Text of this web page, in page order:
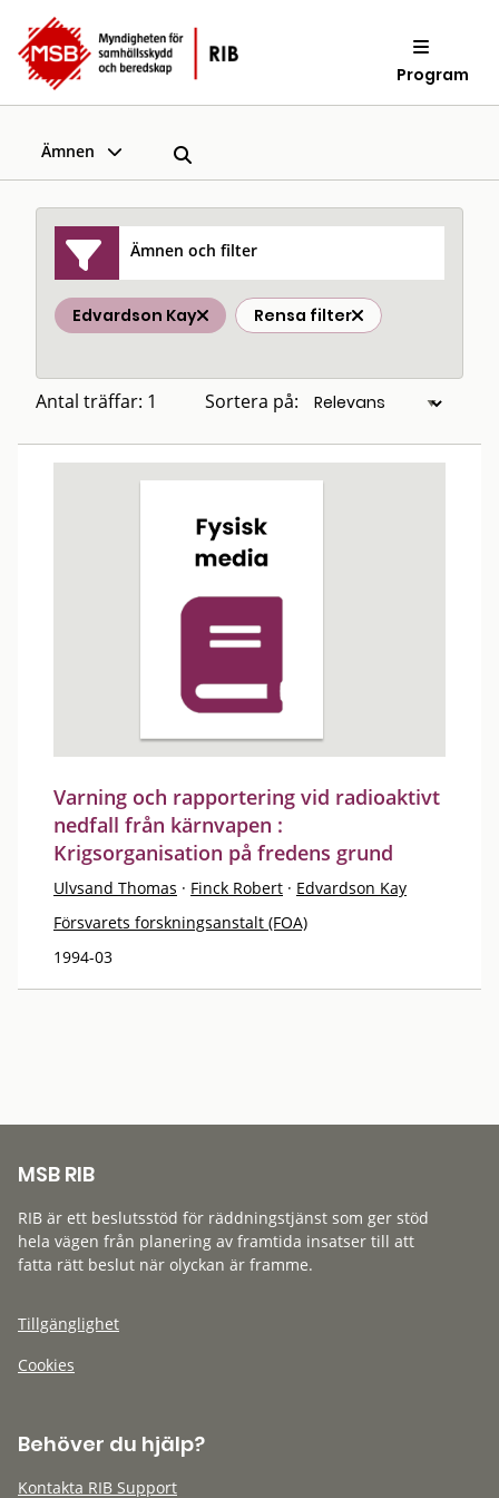
Program
Ämnen
Ämnen och filter
Edvardson Kay Rensa filter
Antal träffar: 1 Sortera på:
Varning och rapportering vid radioaktivt
nedfall från kärnvapen :
Krigsorganisation på fredens grund
Ulvsand Thomas · Finck Robert · Edvardson Kay
Försvarets forskningsanstalt (FOA)
1994-03
MSB RIB
RIB är ett beslutsstöd för räddningstjänst som ger stöd
hela vägen från planering av framtida insatser till att
fatta rätt beslut när olyckan är framme.
Tillgänglighet
Cookies
Behöver du hjälp?
Kontakta RIB Support